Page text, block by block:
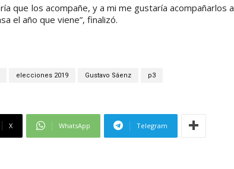
que los acompañe, y a mi me gustaría acompañarlos a
el año que viene”, finalizó.
elecciones 2019 Gustavo Sáenz p3
X WhatsApp Telegram